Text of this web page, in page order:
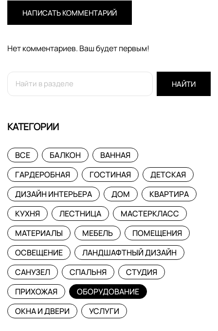
НАПИСАТЬ КОММЕНТАРИЙ
Нет комментариев. Ваш будет первым!
НАЙТИ
КАТЕГОРИИ
ВСЕ БАЛКОН
ВАННАЯ
ГАРДЕРОБНАЯ
ГОСТИНАЯ
ДЕТСКАЯ
ДИЗАЙН ИНТЕРЬЕРА
ДОМ
КВАРТИРА
КУХНЯ
ЛЕСТНИЦА
МАСТЕРКЛАСС
МАТЕРИАЛЫ
МЕБЕЛЬ
ПОМЕЩЕНИЯ
ОСВЕЩЕНИЕ
ЛАНДШАФТНЫЙ ДИЗАЙН
САНУЗЕЛ
СПАЛЬНЯ
СТУДИЯ
ПРИХОЖАЯ
ОБОРУДОВАНИЕ
ОКНА И ДВЕРИ
УСЛУГИ